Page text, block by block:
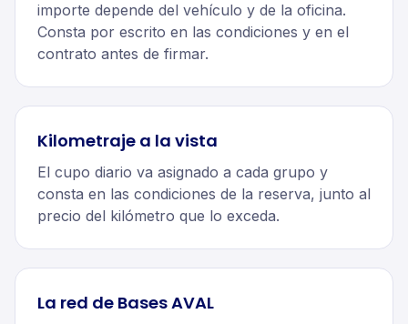
importe depende del vehículo y de la oficina.
Consta por escrito en las condiciones y en el
contrato antes de firmar.
Kilometraje a la vista
El cupo diario va asignado a cada grupo y
consta en las condiciones de la reserva, junto al
precio del kilómetro que lo exceda.
La red de Bases AVAL